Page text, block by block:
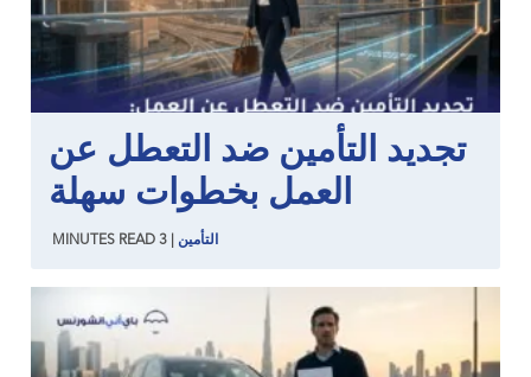
تجديد التأمين ضد التعطل عن
العمل بخطوات سهلة
التأمين 3
MINUTES READ